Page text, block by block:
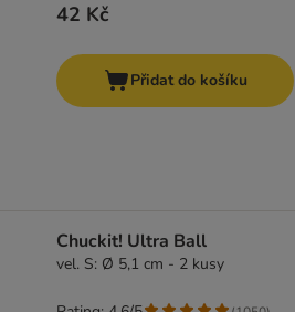
42 Kč
Přidat do košíku
Chuckit! Ultra Ball
vel. S: Ø 5,1 cm - 2 kusy